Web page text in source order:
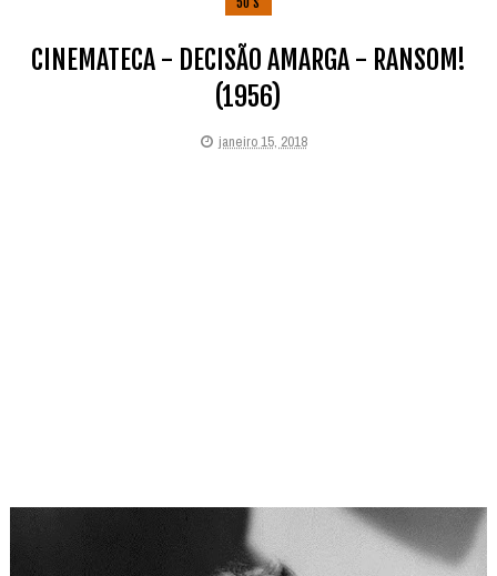
CINEMATECA - DECISÃO AMARGA - RANSOM!
(1956)
janeiro 15, 2018